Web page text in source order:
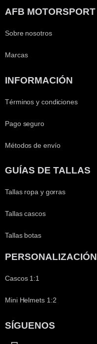
AFB MOTORSPORT
Sobre nosotros
Marcas
INFORMACIÓN
Términos y condiciones
Pago seguro
Métodos de envío
GUÍAS DE TALLAS
Tallas ropa y gorras
Tallas cascos
Tallas botas
PERSONALIZACIÓN
Cascos 1:1
Mini Helmets 1:2
SÍGUENOS